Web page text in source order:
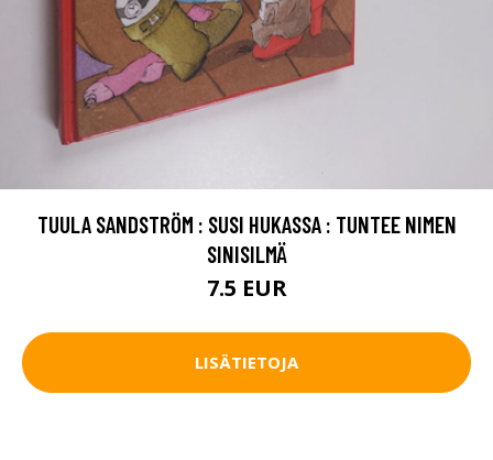
TUULA SANDSTRÖM : SUSI HUKASSA : TUNTEE NIMEN
SINISILMÄ
7.5 EUR
LISÄTIETOJA